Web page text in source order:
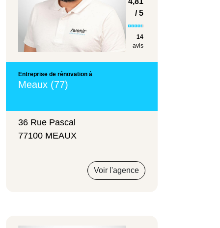
/ 5
14
avis
Entreprise de rénovation à
Meaux (77)
36 Rue Pascal
77100 MEAUX
Voir l'agence